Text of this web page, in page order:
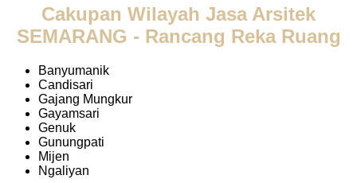
Cakupan Wilayah Jasa Arsitek
SEMARANG - Rancang Reka Ruang
Banyumanik
Candisari
Gajang Mungkur
Gayamsari
Genuk
Gunungpati
Mijen
Ngaliyan